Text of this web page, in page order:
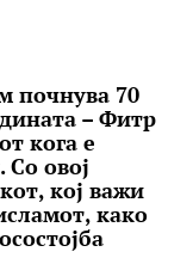
почнува 70
– Фитр
кога е
овој
кој важи
како